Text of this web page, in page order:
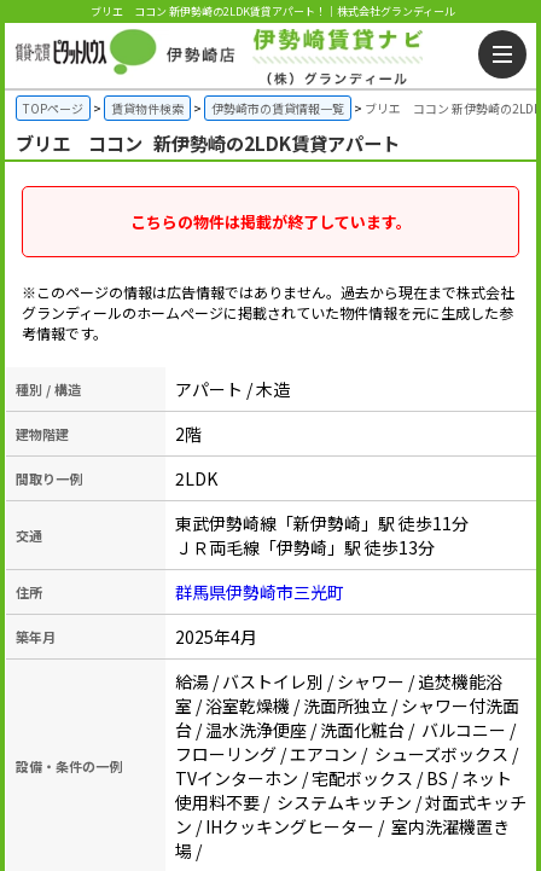
ブリエ ココン 新伊勢崎の2LDK賃貸アパート！｜株式会社グランディール
TOPページ 賃貸物件検索 伊勢崎市の賃貸情報一覧 ブリエ ココン 新伊勢崎の
ブリエ ココン 新伊勢崎の2LDK賃貸アパート
こちらの物件は掲載が終了しています。
※このページの情報は広告情報ではありません。過去から現在まで株式会社
グランディールのホームぺージに掲載されていた物件情報を元に生成した参
考情報です。
種別 / 構造 アパート / 木造
建物階建 2階
間取り一例 2LDK
交通
東武伊勢崎線「新伊勢崎」駅 徒歩11分
ＪＲ両毛線「伊勢崎」駅 徒歩13分
住所 群馬県伊勢崎市三光町
築年月 2025年4月
設備・条件の一例
給湯 / バストイレ別 / シャワー / 追焚機能浴
室 / 浴室乾燥機 / 洗面所独立 / シャワー付洗面
台 / 温水洗浄便座 / 洗面化粧台 / バルコニー /
フローリング / エアコン / シューズボックス /
TVインターホン / 宅配ボックス / BS / ネット
使用料不要 / システムキッチン / 対面式キッチ
ン / IHクッキングヒーター / 室内洗濯機置き
場 /